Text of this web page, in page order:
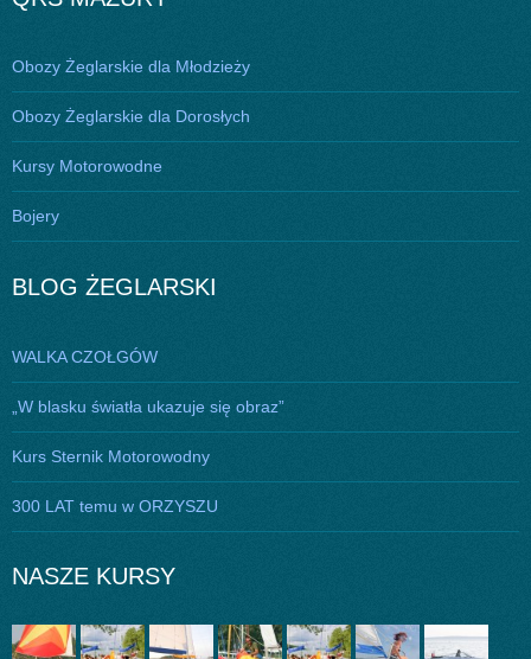
Obozy Żeglarskie dla Młodzieży
Obozy Żeglarskie dla Dorosłych
Kursy Motorowodne
Bojery
BLOG ŻEGLARSKI
WALKA CZOŁGÓW
„W blasku światła ukazuje się obraz”
Kurs Sternik Motorowodny
300 LAT temu w ORZYSZU
NASZE KURSY